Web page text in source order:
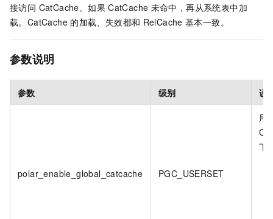
接访问 CatCache。如果 CatCache 未命中，再从系统表中加
载。CatCache 的加载、失效都和 RelCache 基本一致。
参数说明
参数 级别 说
polar_enable_global_catcache PGC_USERSET
用
下